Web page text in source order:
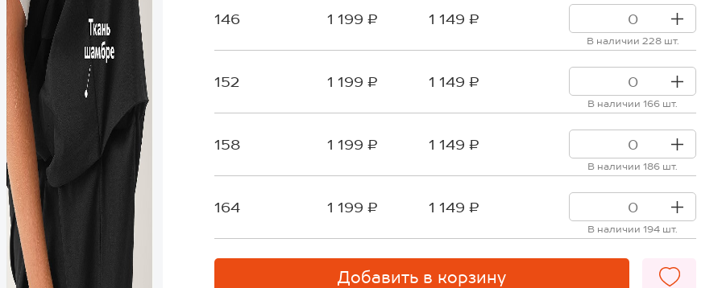
146 1 199 ₽ 1 149 ₽
В наличии 228 шт.
152 1 199 ₽ 1 149 ₽
В наличии 166 шт.
158 1 199 ₽ 1 149 ₽
В наличии 186 шт.
164 1 199 ₽ 1 149 ₽
В наличии 194 шт.
Добавить в корзину